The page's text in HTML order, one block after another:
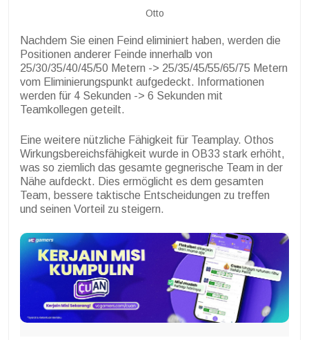
Otto
Nachdem Sie einen Feind eliminiert haben, werden die
Positionen anderer Feinde innerhalb von
25/30/35/40/45/50 Metern -> 25/35/45/55/65/75 Metern
vom Eliminierungspunkt aufgedeckt. Informationen
werden für 4 Sekunden -> 6 Sekunden mit
Teamkollegen geteilt.
Eine weitere nützliche Fähigkeit für Teamplay. Othos
Wirkungsbereichsfähigkeit wurde in OB33 stark erhöht,
was so ziemlich das gesamte gegnerische Team in der
Nähe aufdeckt. Dies ermöglicht es dem gesamten
Team, bessere taktische Entscheidungen zu treffen
und seinen Vorteil zu steigern.